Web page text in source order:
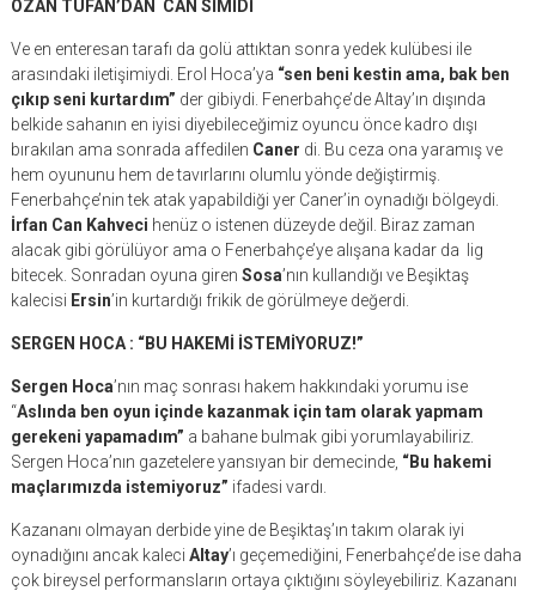
OZAN TUFAN’DAN CAN SİMİDİ
Ve en enteresan tarafı da golü attıktan sonra yedek kulübesi ile
arasındaki iletişimiydi. Erol Hoca’ya “sen beni kestin ama, bak ben
çıkıp seni kurtardım” der gibiydi. Fenerbahçe’de Altay’ın dışında
belkide sahanın en iyisi diyebileceğimiz oyuncu önce kadro dışı
bırakılan ama sonrada affedilen Caner di. Bu ceza ona yaramış ve
hem oyununu hem de tavırlarını olumlu yönde değiştirmiş.
Fenerbahçe’nin tek atak yapabildiği yer Caner’in oynadığı bölgeydi.
İrfan Can Kahveci henüz o istenen düzeyde değil. Biraz zaman
alacak gibi görülüyor ama o Fenerbahçe’ye alışana kadar da lig
bitecek. Sonradan oyuna giren Sosa’nın kullandığı ve Beşiktaş
kalecisi Ersin’in kurtardığı frikik de görülmeye değerdi.
SERGEN HOCA : “BU HAKEMİ İSTEMİYORUZ!”
Sergen Hoca’nın maç sonrası hakem hakkındaki yorumu ise
“Aslında ben oyun içinde kazanmak için tam olarak yapmam
gerekeni yapamadım” a bahane bulmak gibi yorumlayabiliriz.
Sergen Hoca’nın gazetelere yansıyan bir demecinde, “Bu hakemi
maçlarımızda istemiyoruz” ifadesi vardı.
Kazananı olmayan derbide yine de Beşiktaş’ın takım olarak iyi
oynadığını ancak kaleci Altay’ı geçemediğini, Fenerbahçe’de ise daha
çok bireysel performansların ortaya çıktığını söyleyebiliriz. Kazananı